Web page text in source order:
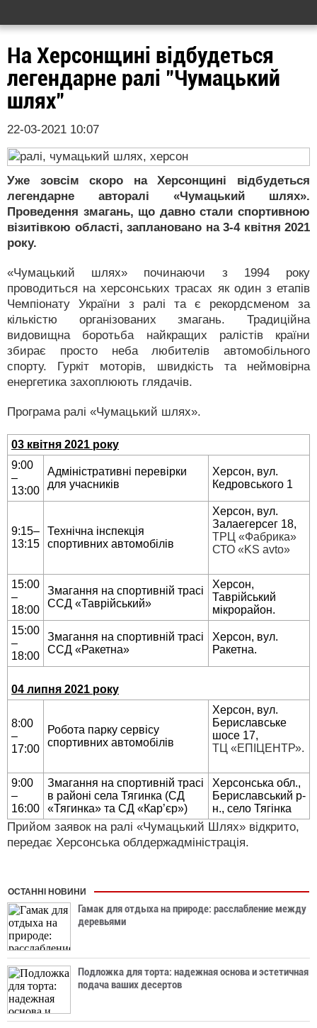
На Херсонщині відбудеться
легендарне ралі "Чумацький
шлях"
22-03-2021 10:07
Уже зовсім скоро на Херсонщині відбудеться
легендарне авторалі «Чумацький шлях».
Проведення змагань, що давно стали спортивною
візитівкою області, заплановано на 3-4 квітня 2021
року.
«Чумацький шлях» починаючи з 1994 року
проводиться на херсонських трасах як один з етапів
Чемпіонату України з ралі та є рекордсменом за
кількістю організованих змагань. Традиційна
видовищна боротьба найкращих ралістів країни
збирає просто неба любителів автомобільного
спорту. Гуркіт моторів, швидкість та неймовірна
енергетика захоплюють глядачів.
Програма ралі «Чумацький шлях».
03 квітня 2021 року
9:00
–
13:00
Адміністративні перевірки
для учасників
Херсон, вул.
Кедровського 1
9:15–
13:15
Технічна інспекція
спортивних автомобілів
Херсон, вул.
Залаегерсег 18,
ТРЦ «Фабрика»
СТО «KS avto»
15:00
–
18:00
Змагання на спортивній трасі
ССД «Таврійський»
Херсон,
Таврійський
мікрорайон.
15:00
–
18:00
Змагання на спортивній трасі
ССД «Ракетна»
Херсон, вул.
Ракетна.
04 липня 2021 року
8:00
–
17:00
Робота парку сервісу
спортивних автомобілів
Херсон, вул.
Бериславське
шосе 17,
ТЦ «ЕПІЦЕНТР».
9:00
–
16:00
Змагання на спортивній трасі
в районі села Тягинка (СД
«Тягинка» та СД «Кар’єр»)
Херсонська обл.,
Бериславський р-
н., село Тягінка
Прийом заявок на ралі «Чумацький Шлях» відкрито,
передає Херсонська облдержадміністрація.
ОСТАННІ НОВИНИ
Гамак для отдыха на природе: расслабление между
деревьями
Подложка для торта: надежная основа и эстетичная
подача ваших десертов